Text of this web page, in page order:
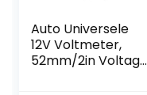
Auto Universele
12V Voltmeter,
52mm/2in Voltage